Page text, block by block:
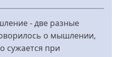
- две разные
о мышлении,
сужается при